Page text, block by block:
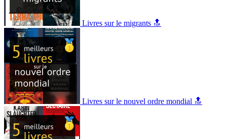
Livres sur le migrants 🔝
Livres sur le nouvel ordre mondial 🔝